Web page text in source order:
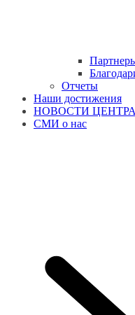
Отчеты
Наши достижения
НОВОСТИ ЦЕНТРА
СМИ о нас